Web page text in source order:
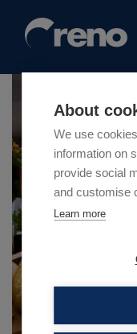
About
We use
information on
provide social
and customise
Learn more